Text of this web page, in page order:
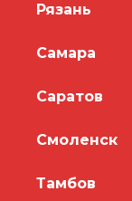
Рязань
Самара
Саратов
Смоленск
Тамбов